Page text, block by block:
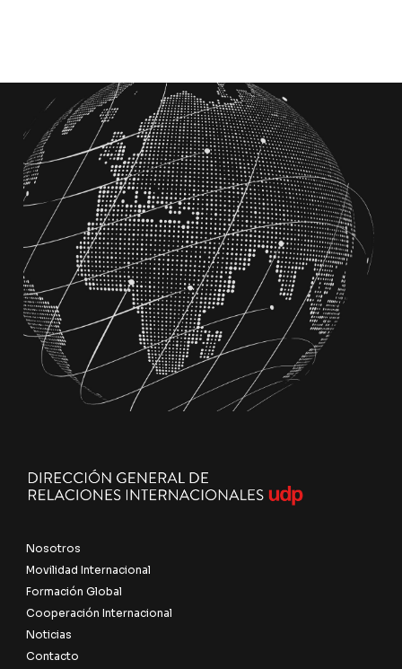
Nosotros
Movilidad Internacional
Formación Global
Cooperación Internacional
Noticias
Contacto